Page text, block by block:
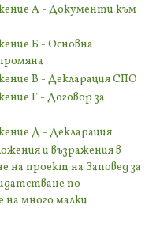
А - Документи към
Б - Основна
В - Декларация СПО
Г - Договор за
Д - Декларация
и възражения в
на проект на Заповед за
по
на много малки